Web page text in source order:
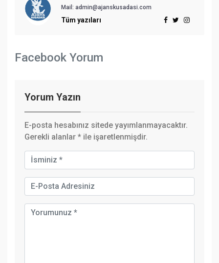
Mail: admin@ajanskusadasi.com
Tüm yazıları
Facebook Yorum
Yorum Yazın
E-posta hesabınız sitede yayımlanmayacaktır.
Gerekli alanlar * ile işaretlenmişdir.